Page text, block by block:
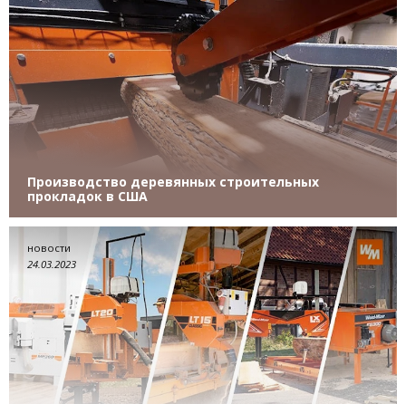
Производство деревянных строительных
прокладок в США
новости
24.03.2023